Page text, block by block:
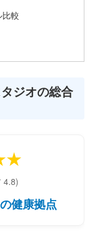
較
ジオの総合
4.8)
健康拠点